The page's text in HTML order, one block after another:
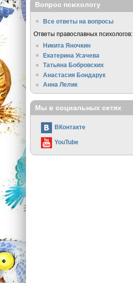
Вопрос психологу
Все ответы на вопросы
Ответы православных психологов:
Никита Яночкин
Екатерина Усачева
Татьяна Бобровских
Анастасия Бондарук
Анна Лелик
Мы в социальных сетях
ВКонтакте
YouTube